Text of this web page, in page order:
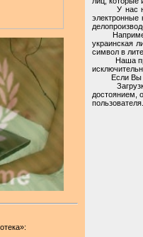
У нас на
электронные
Например,
украинская
символ в
Наша
Если Вы
Загрузка и
достоянием,
пользователя.